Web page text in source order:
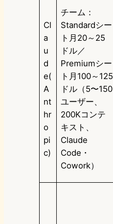
Cl
a
u
d
e(
A
nt
hr
o
pi
c)
チーム：
Standardシー
ト月20～25
ドル／
Premiumシー
ト月100～125
ドル（5〜150
ユーザー、
200Kコンテ
キスト、
Claude
Code・
Cowork）